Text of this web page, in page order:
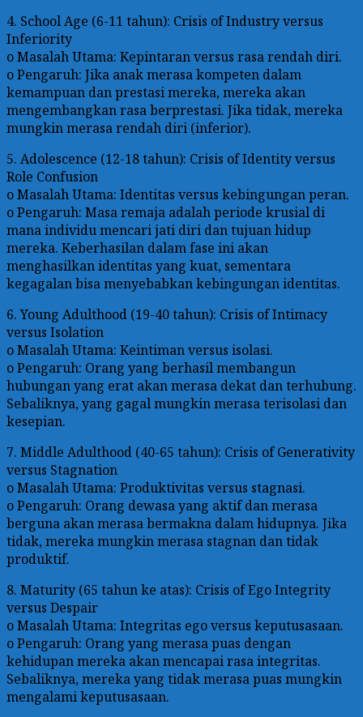
4. School Age (6-11 tahun): Crisis of Industry versus
Inferiority
o Masalah Utama: Kepintaran versus rasa rendah diri.
o Pengaruh: Jika anak merasa kompeten dalam
kemampuan dan prestasi mereka, mereka akan
mengembangkan rasa berprestasi. Jika tidak, mereka
mungkin merasa rendah diri (inferior).
5. Adolescence (12-18 tahun): Crisis of Identity versus
Role Confusion
o Masalah Utama: Identitas versus kebingungan peran.
o Pengaruh: Masa remaja adalah periode krusial di
mana individu mencari jati diri dan tujuan hidup
mereka. Keberhasilan dalam fase ini akan
menghasilkan identitas yang kuat, sementara
kegagalan bisa menyebabkan kebingungan identitas.
6. Young Adulthood (19-40 tahun): Crisis of Intimacy
versus Isolation
o Masalah Utama: Keintiman versus isolasi.
o Pengaruh: Orang yang berhasil membangun
hubungan yang erat akan merasa dekat dan terhubung.
Sebaliknya, yang gagal mungkin merasa terisolasi dan
kesepian.
7. Middle Adulthood (40-65 tahun): Crisis of Generativity
versus Stagnation
o Masalah Utama: Produktivitas versus stagnasi.
o Pengaruh: Orang dewasa yang aktif dan merasa
berguna akan merasa bermakna dalam hidupnya. Jika
tidak, mereka mungkin merasa stagnan dan tidak
produktif.
8. Maturity (65 tahun ke atas): Crisis of Ego Integrity
versus Despair
o Masalah Utama: Integritas ego versus keputusasaan.
o Pengaruh: Orang yang merasa puas dengan
kehidupan mereka akan mencapai rasa integritas.
Sebaliknya, mereka yang tidak merasa puas mungkin
mengalami keputusasaan.